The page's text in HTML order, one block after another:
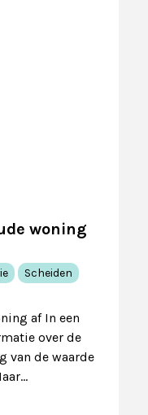
woning
Scheiden
af In een
over de
van de waarde